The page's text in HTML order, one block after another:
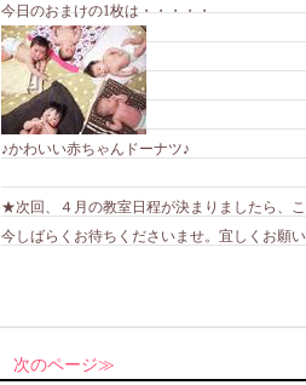
今日のおまけの1枚は・・・・・
♪かわいい赤ちゃんドーナツ♪
★次回、４月の教室日程が決まりましたら、
今しばらくお待ちくださいませ。宜しくお願
次のページ